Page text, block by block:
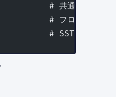
# 共通コード
# フロントエンド
# SSTの内部ファ